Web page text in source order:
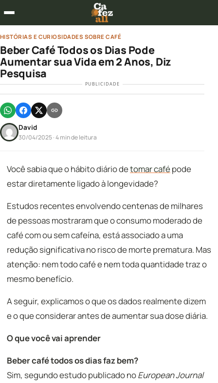
HISTÓRIAS E CURIOSIDADES SOBRE CAFÉ
Beber Café Todos os Dias Pode
Aumentar sua Vida em 2 Anos, Diz
Pesquisa
PUBLICIDADE
David
30/04/2025· 4 min de leitura
Você sabia que o hábito diário detomar cafépode
estar diretamente ligado à longevidade?
Estudos recentes envolvendo centenas de milhares
de pessoas mostraram que o consumo moderado de
café com ou sem cafeína, está associado a uma
redução significativa no risco de morte prematura. Mas
atenção: nem todo café e nem toda quantidade traz o
mesmo benefício.
A seguir, explicamos o que os dados realmente dizem
e o que considerar antes de aumentar sua dose diária.
O que você vai aprender
Beber café todos os dias faz bem?
Sim, segundo estudo publicado noEuropean Journal